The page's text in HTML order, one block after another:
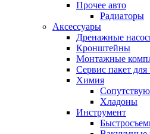
Прочее авто
Радиаторы
Аксессуары
Дренажные
Кронштейны
Монтажные
Сервис пакет
Химия
Хладоны
Инструмент